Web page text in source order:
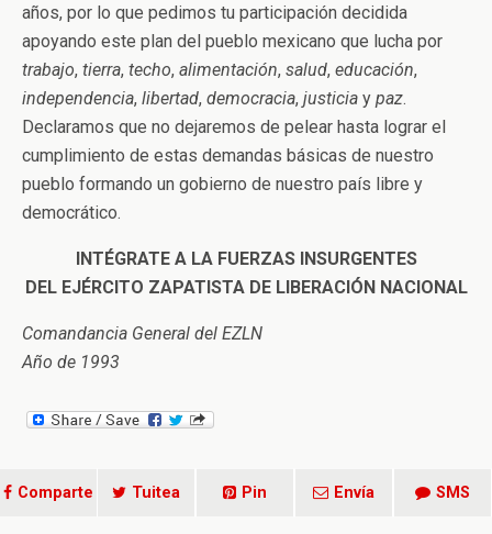
años, por lo que pedimos tu participación decidida
apoyando este plan del pueblo mexicano que lucha por
trabajo, tierra, techo, alimentación, salud, educación,
independencia, libertad, democracia, justicia y paz.
Declaramos que no dejaremos de pelear hasta lograr el
cumplimiento de estas demandas básicas de nuestro
pueblo formando un gobierno de nuestro país libre y
democrático.
INTÉGRATE A LA FUERZAS INSURGENTES
DEL EJÉRCITO ZAPATISTA DE LIBERACIÓN NACIONAL
Comandancia General del EZLN
Año de 1993
Comparte Tuitea Pin Envía SMS